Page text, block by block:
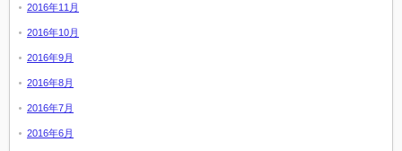
2016年11月
2016年10月
2016年9月
2016年8月
2016年7月
2016年6月